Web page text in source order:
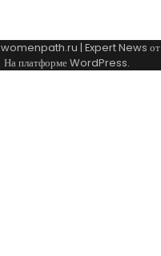
womenpath.ru | Expert News от
На платформеWordPress.